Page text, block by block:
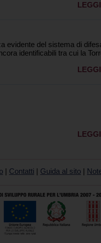
evidente del sistema di
identificabili tra cui la
Contatti Guida al sito